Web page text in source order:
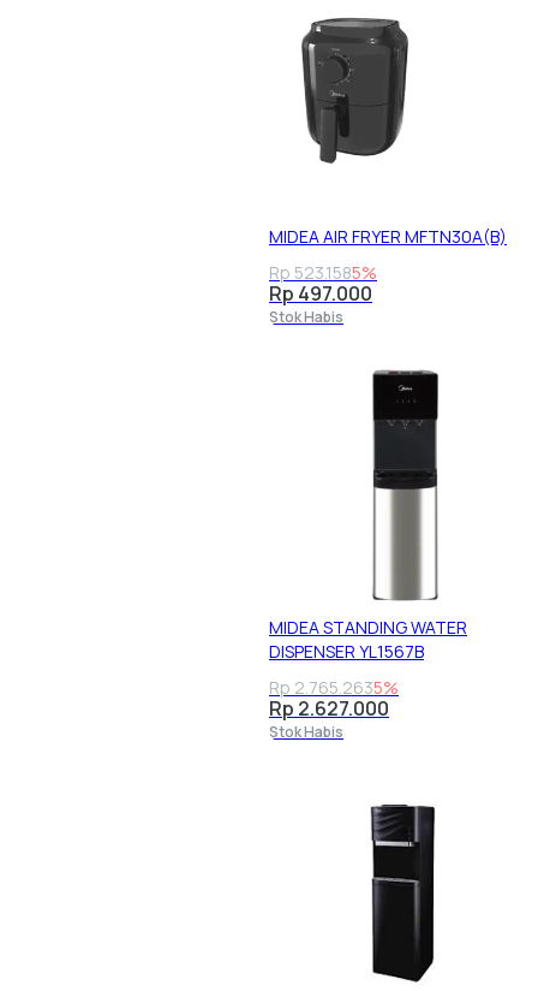
MIDEA AIR FRYER MFTN30A(B)
Rp 523.1585%
Rp 497.000
Stok Habis
MIDEA STANDING WATER
DISPENSER YL1567B
Rp 2.765.2635%
Rp 2.627.000
Stok Habis